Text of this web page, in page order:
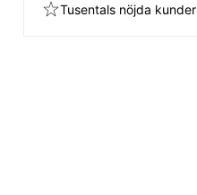
Tusentals nöjda kunder